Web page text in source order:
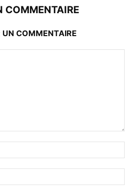
COMMENTAIRE
UN COMMENTAIRE